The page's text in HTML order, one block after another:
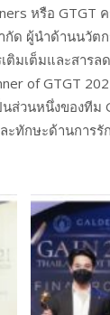
หรือ GTGT
ด ผู้นำด้านนวัต
มเต็มและสารล
of GTGT
ส่วนหนึ่งของทีม
ะทักษะด้านการ